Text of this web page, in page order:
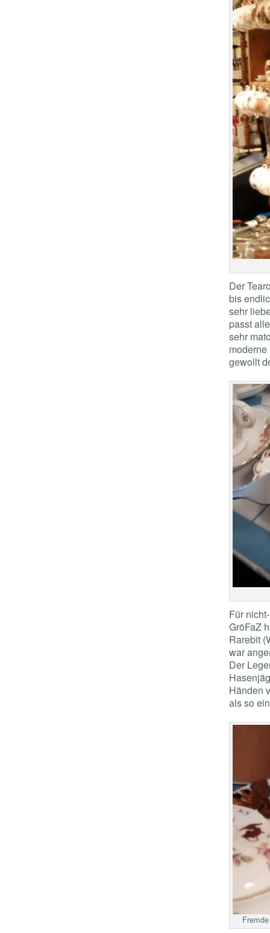
Der
bis
sehr
passt
sehr
gewollt
Für
GröFaZ
Rarebit
war
Der
Händen
als so